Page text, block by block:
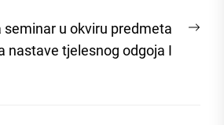
seminar u okviru predmeta
nastave tjelesnog odgoja I